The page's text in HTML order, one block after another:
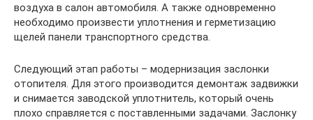
воздуха в салон автомобиля. А также одновременно
необходимо произвести уплотнения и герметизацию
щелей панели транспортного средства.
Следующий этап работы – модернизация заслонки
отопителя. Для этого производится демонтаж задвижки
и снимается заводской уплотнитель, который очень
плохо справляется с поставленными задачами. Заслонку